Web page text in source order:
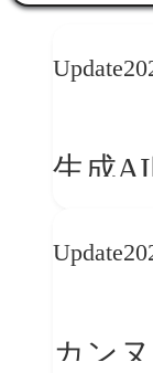
Update
生成
学ぶ
Update
カン